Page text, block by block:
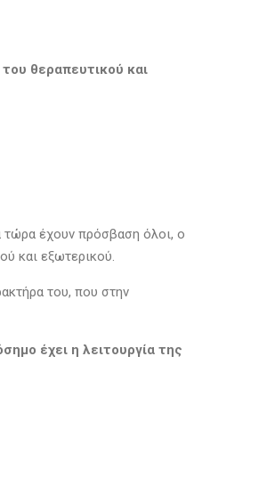
θεραπευτικού και
τώρα έχουν πρόσβαση όλοι, ο
και εξωτερικού.
του, που στην
έχει η λειτουργία της